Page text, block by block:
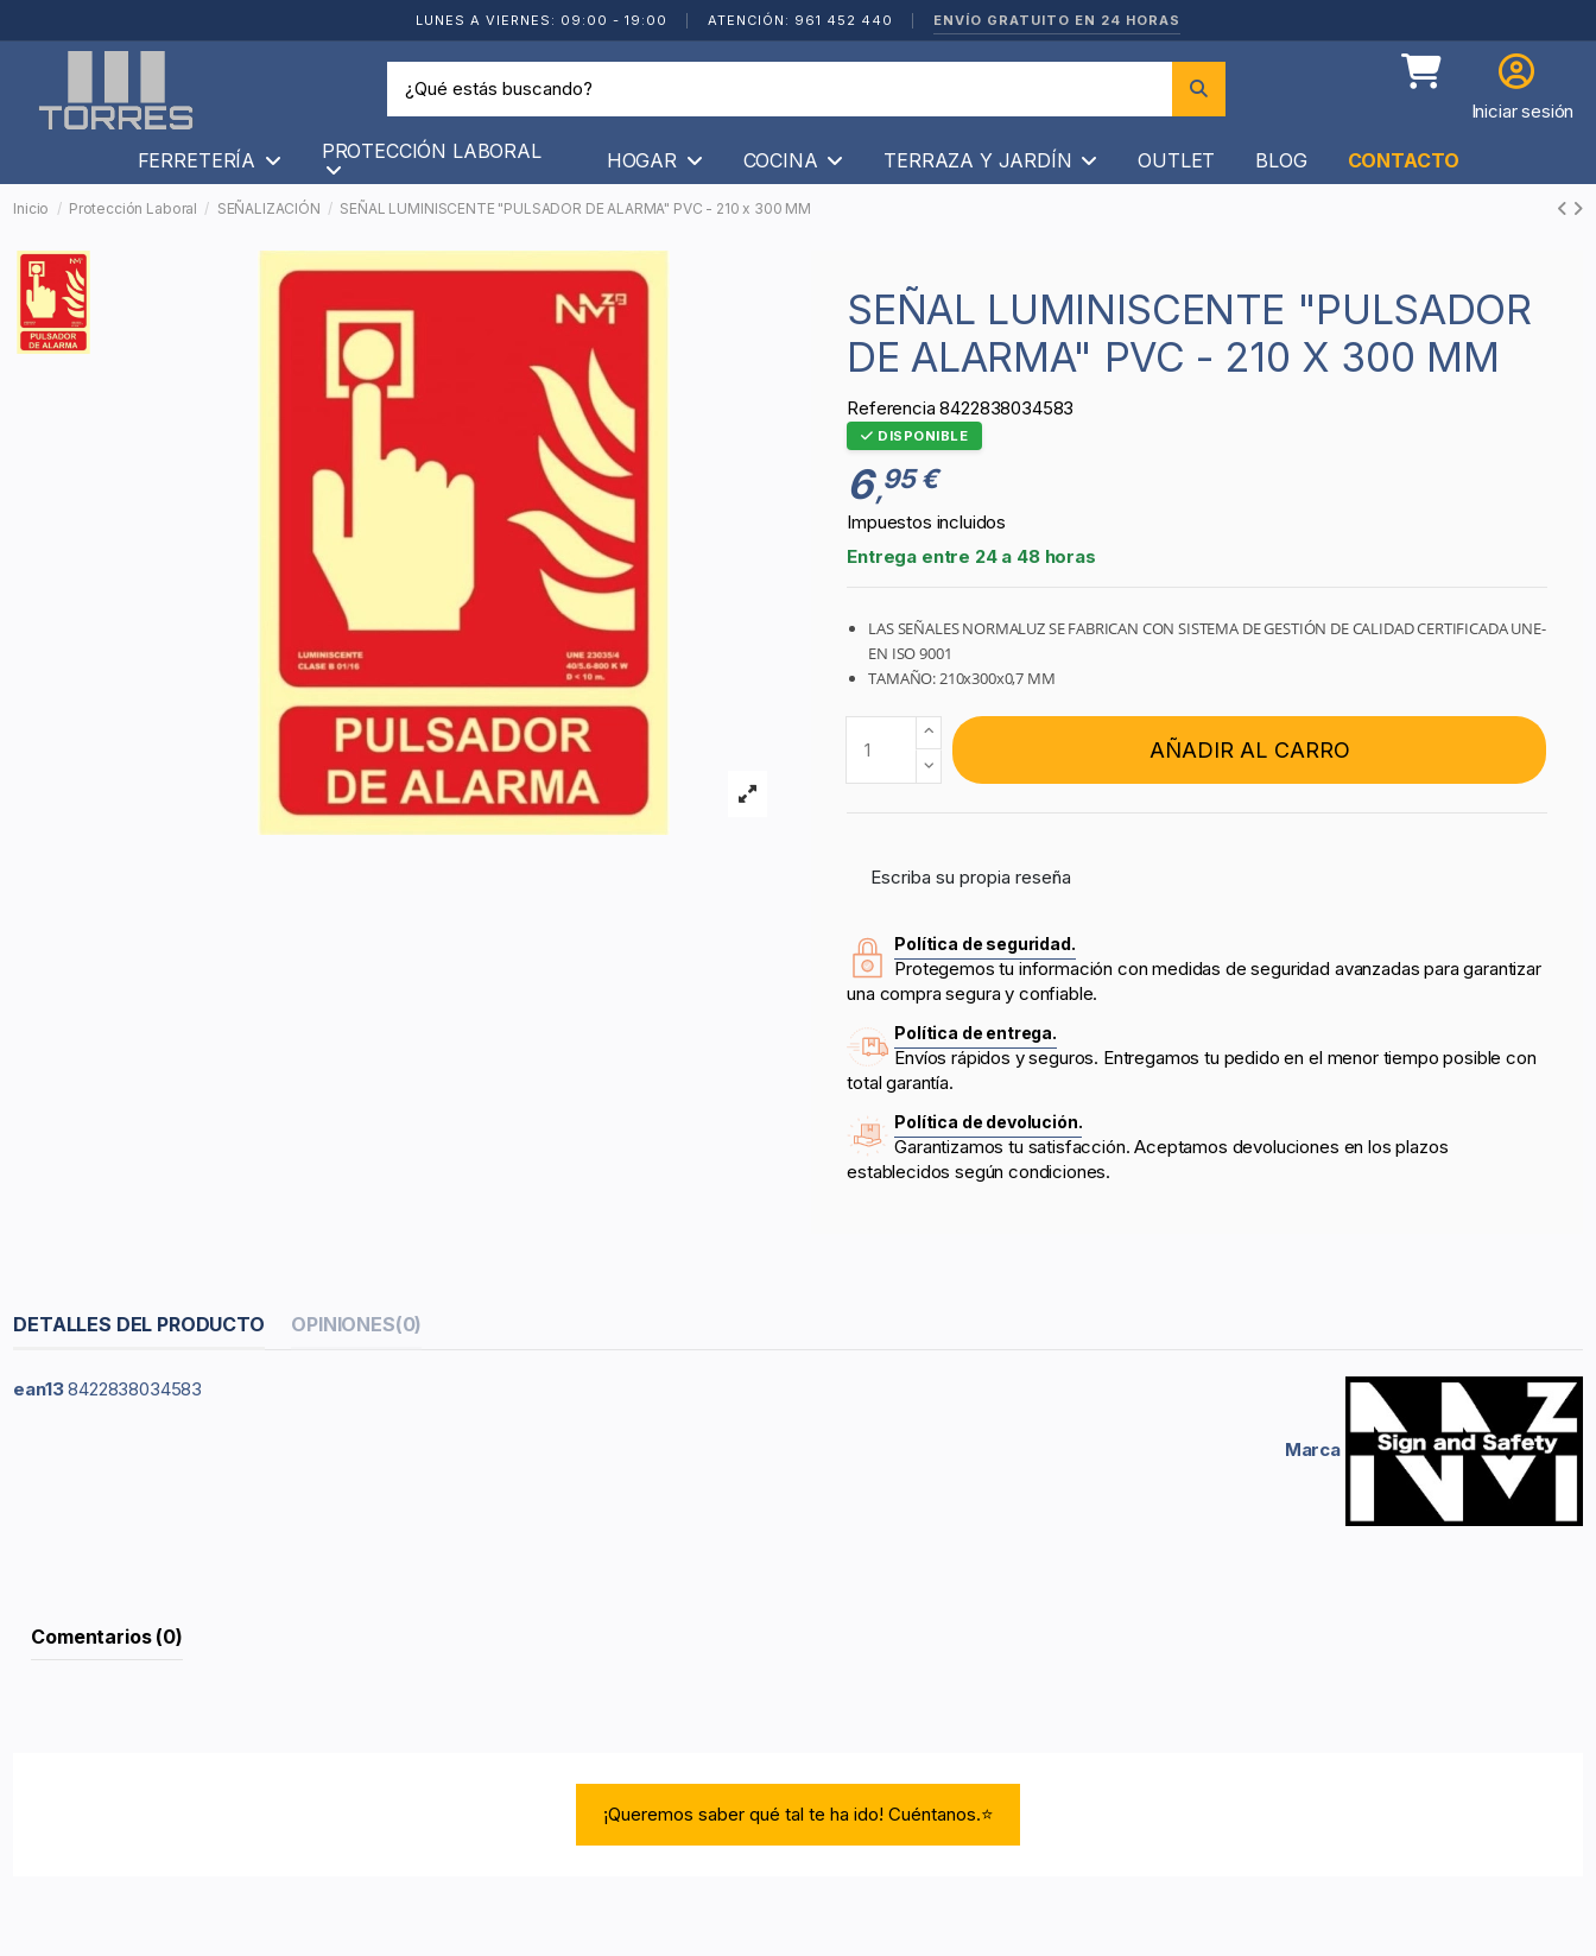
LUNES A VIERNES: 09:00 - 19:00 ATENCIÓN: 961 452 440 ENVÍO GRATUITO EN 24 HORAS
Iniciar sesión
FERRETERÍA PROTECCIÓN LABORAL HOGAR COCINA TERRAZA Y JARDÍN OUTLET BLOG CONTACTO
Inicio Protección Laboral SEÑALIZACIÓN SEÑAL LUMINISCENTE "PULSADOR DE ALARMA" PVC - 210 x 300 MM
SEÑAL LUMINISCENTE "PULSADOR
DE ALARMA" PVC - 210 X 300 MM
Referencia 8422838034583
DISPONIBLE
6,95 €
Impuestos incluidos
Entrega entre 24 a 48 horas
LAS SEÑALES NORMALUZ SE FABRICAN CON SISTEMA DE GESTIÓN DE CALIDAD CERTIFICADA UNE-
EN ISO 9001
TAMAÑO: 210x300x0,7 MM
AÑADIR AL CARRO
Escriba su propia reseña
Política de seguridad.
Protegemos tu información con medidas de seguridad avanzadas para garantizar
una compra segura y confiable.
Política de entrega.
Envíos rápidos y seguros. Entregamos tu pedido en el menor tiempo posible con
total garantía.
Política de devolución.
Garantizamos tu satisfacción. Aceptamos devoluciones en los plazos
establecidos según condiciones.
DETALLES DEL PRODUCTO OPINIONES(0)
Marca
ean13 8422838034583
Comentarios (0)
¡Queremos saber qué tal te ha ido! Cuéntanos.⭐